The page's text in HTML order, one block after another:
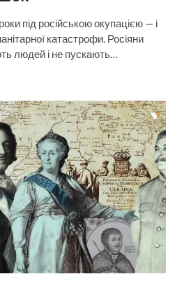
під російською окупацією — і
катастрофи. Росіяни
людей і не пускають…